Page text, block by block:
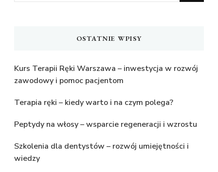
OSTATNIE WPISY
Kurs Terapii Ręki Warszawa – inwestycja w rozwój
zawodowy i pomoc pacjentom
Terapia ręki – kiedy warto i na czym polega?
Peptydy na włosy – wsparcie regeneracji i wzrostu
Szkolenia dla dentystów – rozwój umiejętności i
wiedzy